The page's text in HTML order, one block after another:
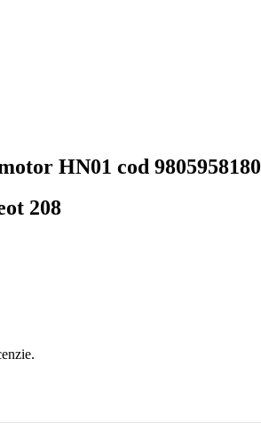
HN01 cod 9805958180
208